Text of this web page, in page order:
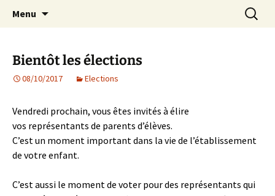
AIP Paris 14 – Association
Indépendante des Parents
d'élèves depuis 1981
Agit – s'Investit – Participe au service des
enfants du secteur scolaire Dolent-Arago-
Menu
Bientôt les élections
08/10/2017 Elections
Vendredi prochain, vous êtes invités à élire
vos représentants de parents d’élèves.
C’est un moment important dans la vie de l’établissement
de votre enfant.
C’est aussi le moment de voter pour des représentants qui